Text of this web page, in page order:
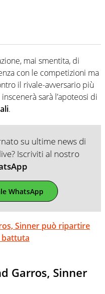
mai smentita, di
con le competizioni ma
il rivale-avversario più
sarà l’apoteosi di
.
su ultime news di
Iscriviti al nostro
WhatsApp
Sinner può ripartire
battuta
Garros, Sinner